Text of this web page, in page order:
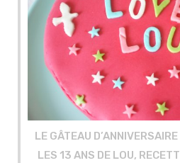
LE GÂTEAU
LES 13 ANS DE LOU,